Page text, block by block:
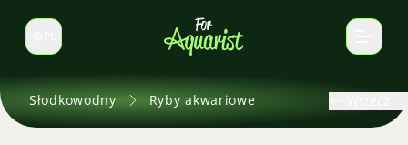
Zmień język
Słodkowodny Ryby akwariowe